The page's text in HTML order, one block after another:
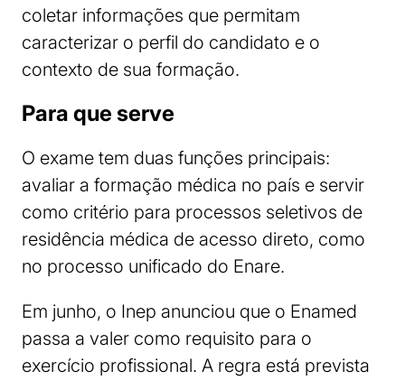
coletar informações que permitam
caracterizar o perfil do candidato e o
contexto de sua formação.
Para que serve
O exame tem duas funções principais:
avaliar a formação médica no país e servir
como critério para processos seletivos de
residência médica de acesso direto, como
no processo unificado do Enare.
Em junho, o Inep anunciou que o Enamed
passa a valer como requisito para o
exercício profissional. A regra está prevista